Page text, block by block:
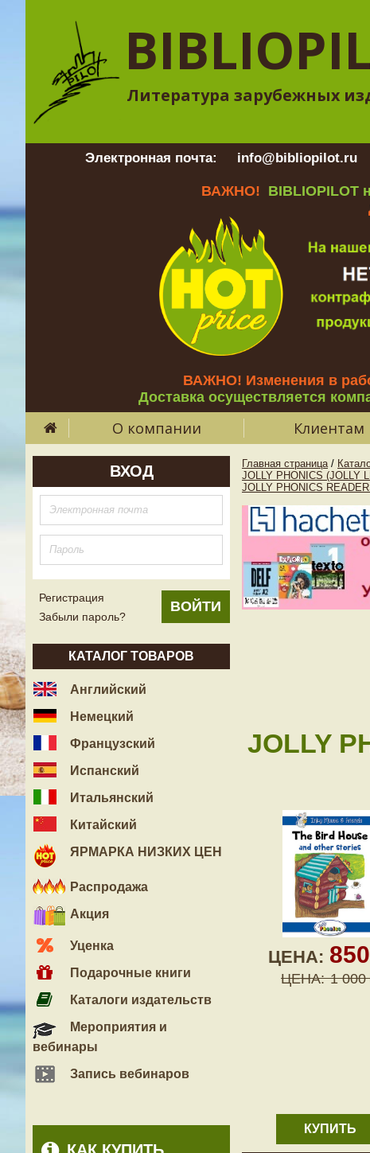
Литература зарубежных
Электронная почта: info@bibliopilot.ru
ВАЖНО! BIBLIOPILOT
ВАЖНО! Изменения в
Доставка осуществляется
О компании Клиентам
ВХОД
Регистрация
Забыли пароль?
КАТАЛОГ ТОВАРОВ
Английский
Немецкий
Французский
Испанский
Итальянский
Китайский
ЯРМАРКА НИЗКИХ ЦЕН
Распродажа
Акция
Уценка
Подарочные книги
Каталоги издательств
Мероприятия и
вебинары
Запись вебинаров
Главная страница /
JOLLY PHONICS (JOLLY
JOLLY PHONICS
JOLLY
ЦЕНА: 850
ЦЕНА: 1 000
КУПИТЬ